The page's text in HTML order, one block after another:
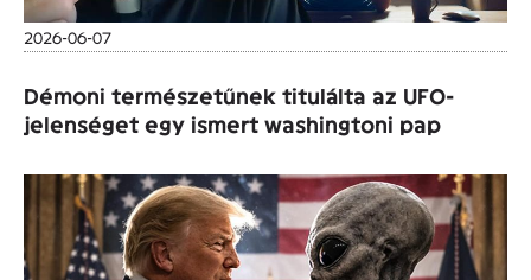
2026-06-07
Démoni természetűnek titulálta az UFO-
jelenséget egy ismert washingtoni pap